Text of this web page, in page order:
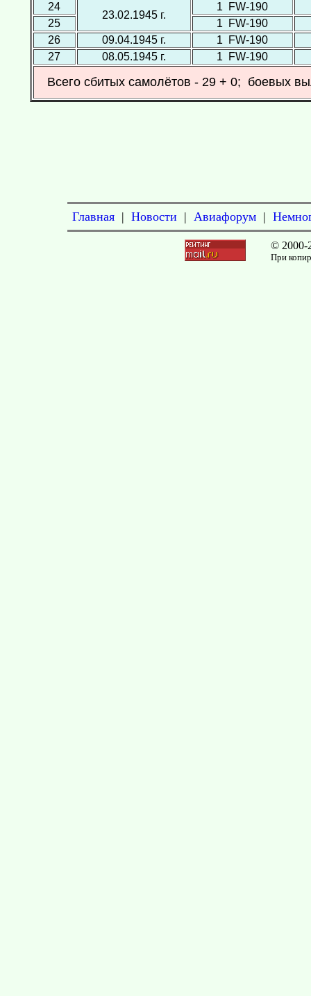
24
23.02.1945 г.
1 FW-190
25
1 FW-190
26
09.04.1945 г.
1 FW-190
27
08.05.1945 г. 1 FW-190
Всего сбитых самолётов - 29 + 0; боевых
Главная | Новости | Авиафорум |
© 2000-
При